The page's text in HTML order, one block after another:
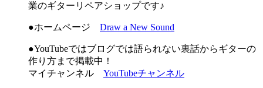
業のギターリペアショップです♪
●ホームページ Draw a New Sound
●YouTubeではブログでは語られない裏話からギターの
作り方まで掲載中！
マイチャンネル YouTubeチャンネル